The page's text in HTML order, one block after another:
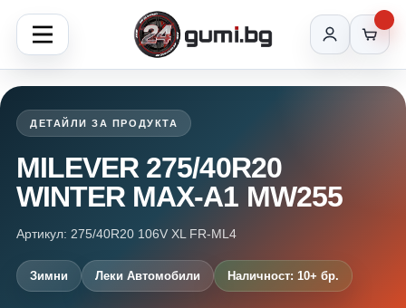
ДЕТАЙЛИ ЗА ПРОДУКТА
MILEVER 275/40R20
WINTER MAX-A1 MW255
Артикул: 275/40R20 106V XL FR-ML4
Зимни Леки Автомобили Наличност: 10+ бр.